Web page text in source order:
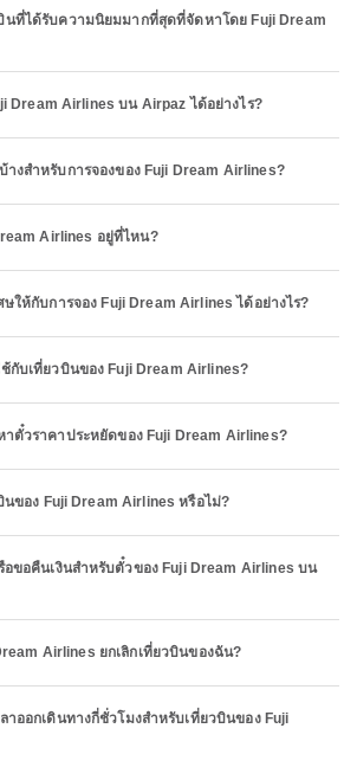
ที่ได้รับความนิยมมากที่สุดที่จัดหาโดย Fuji Dream
Dream Airlines บน Airpaz ได้อย่างไร?
างสำหรับการจองของ Fuji Dream Airlines?
Airlines อยู่ที่ไหน?
ษให้กับการจอง Fuji Dream Airlines ได้อย่างไร?
ช้กับเที่ยวบินของ Fuji Dream Airlines?
าตั๋วราคาประหยัดของ Fuji Dream Airlines?
ของ Fuji Dream Airlines หรือไม่?
อขอคืนเงินสำหรับตั๋วของ Fuji Dream Airlines บน
Airlines ยกเลิกเที่ยวบินของฉัน?
าออกเดินทางกี่ชั่วโมงสำหรับเที่ยวบินของ Fuji